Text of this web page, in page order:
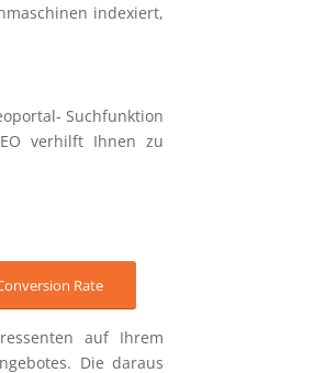
indexiert,
Suchfunktion
verhilft Ihnen zu
Rate
auf Ihrem
Die daraus